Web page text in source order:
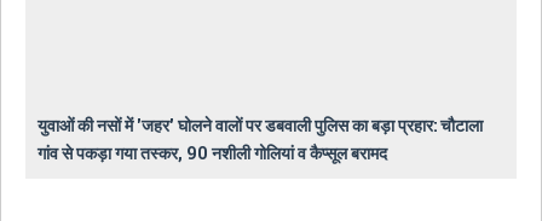
युवाओं की नसों में 'जहर' घोलने वालों पर डबवाली पुलिस का बड़ा प्रहार: चौटाला
गांव से पकड़ा गया तस्कर, 90 नशीली गोलियां व कैप्सूल बरामद